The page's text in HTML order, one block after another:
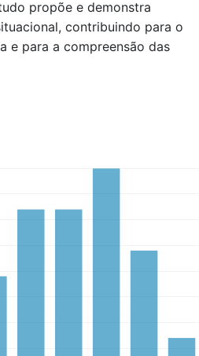
propõe e demonstra
contribuindo para o
e para a compreensão das